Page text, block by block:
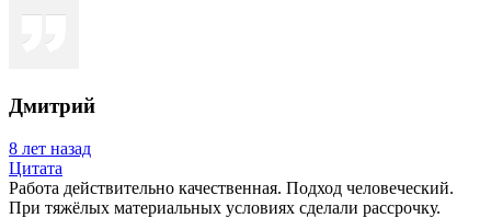
Дмитрий
8 лет назад
Цитата
Работа действительно качественная. Подход человеческий.
При тяжёлых материальных условиях сделали рассрочку.